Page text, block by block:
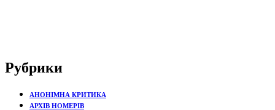
Рубрики
АНОНІМНА КРИТИКА
АРХІВ НОМЕРІВ